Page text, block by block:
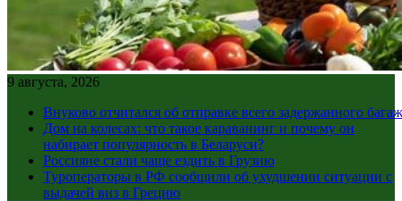
9 августа, 2026
Внуково отчитался об отправке всего задержанного
Дом на колесах: что такое караванинг и почему он
набирает популярность в Беларуси?
Россияне стали чаще ездить в Грузию
Туроператоры в РФ сообщили об ухудшении ситуации с
выдачей виз в Грецию